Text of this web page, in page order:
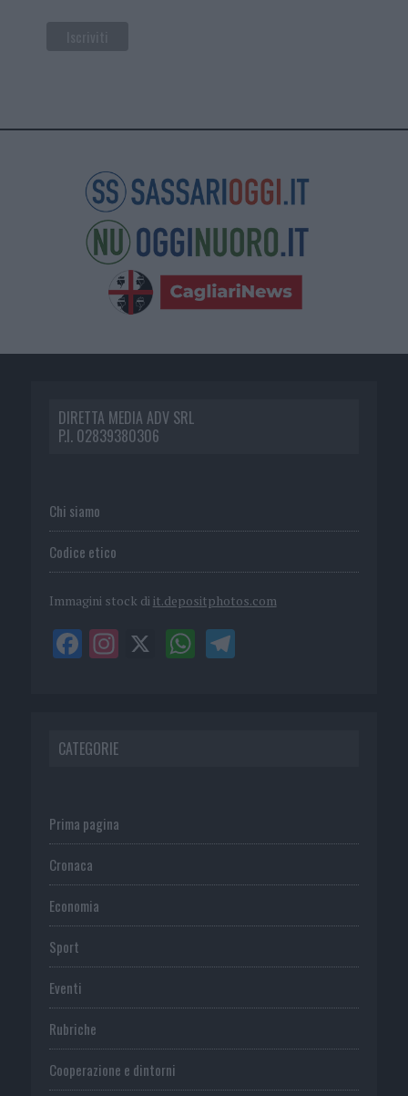
DIRETTA MEDIA ADV SRL
P.I. 02839380306
Chi siamo
Codice etico
Immagini stock di it.depositphotos.com
CATEGORIE
Prima pagina
Cronaca
Economia
Sport
Eventi
Rubriche
Cooperazione e dintorni